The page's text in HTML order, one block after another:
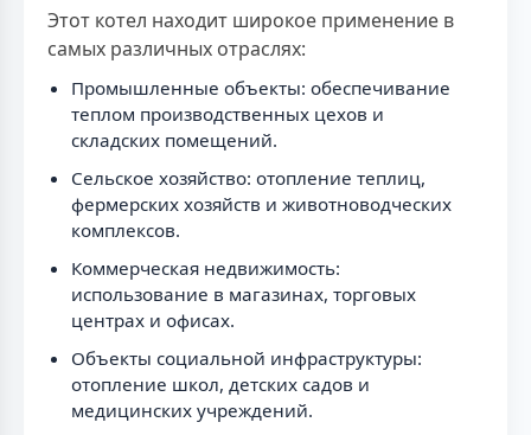
Этот котел находит широкое применение в
самых различных отраслях:
Промышленные объекты: обеспечивание
теплом производственных цехов и
складских помещений.
Сельское хозяйство: отопление теплиц,
фермерских хозяйств и животноводческих
комплексов.
Коммерческая недвижимость:
использование в магазинах, торговых
центрах и офисах.
Объекты социальной инфраструктуры:
отопление школ, детских садов и
медицинских учреждений.